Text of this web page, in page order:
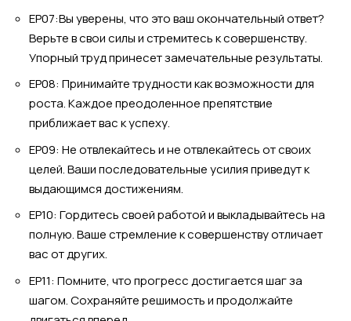
EP07:Вы уверены, что это ваш окончательный ответ?
Верьте в свои силы и стремитесь к совершенству.
Упорный труд принесет замечательные результаты.
EP08: Принимайте трудности как возможности для
роста. Каждое преодоленное препятствие
приближает вас к успеху.
EP09: Не отвлекайтесь и не отвлекайтесь от своих
целей. Ваши последовательные усилия приведут к
выдающимся достижениям.
EP10: Гордитесь своей работой и выкладывайтесь на
полную. Ваше стремление к совершенству отличает
вас от других.
EP11: Помните, что прогресс достигается шаг за
шагом. Сохраняйте решимость и продолжайте